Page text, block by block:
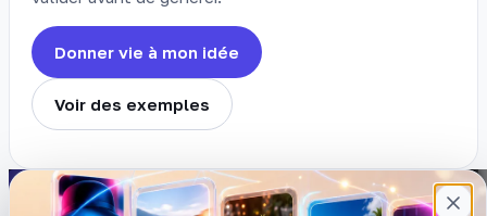
Donner vie à mon idée
Voir des exemples